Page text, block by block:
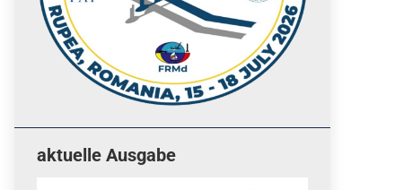
aktuelle Ausgabe